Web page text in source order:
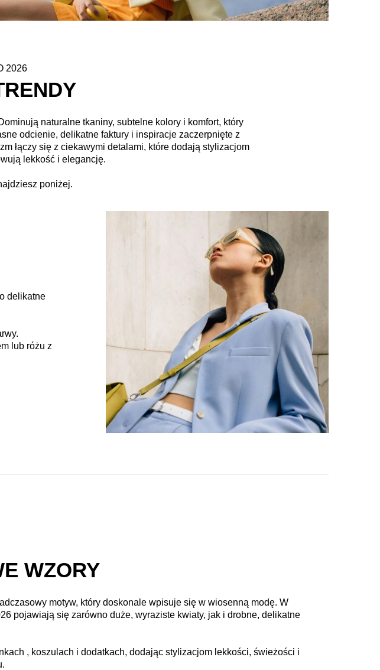
2026
naturalne tkaniny, subtelne kolory i komfort, który
odcienie, delikatne faktury i inspiracje zaczerpnięte z
łączy się z ciekawymi detalami, które dodają stylizacjom
lekkość i elegancję.
poniżej.
delikatne
lub różu z
WZORY
motyw, który doskonale wpisuje się w wiosenną modę. W
pojawiają się zarówno duże, wyraziste kwiaty, jak i drobne, delikatne
, koszulach i dodatkach, dodając stylizacjom lekkości, świeżości i